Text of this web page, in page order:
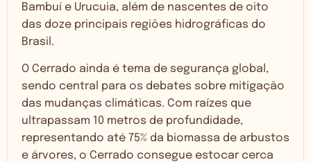
Bambuí e Urucuia, além de nascentes de oito
das doze principais regiões hidrográficas do
Brasil.
O Cerrado ainda é tema de segurança global,
sendo central para os debates sobre mitigação
das mudanças climáticas. Com raízes que
ultrapassam 10 metros de profundidade,
representando até 75% da biomassa de arbustos
e árvores, o Cerrado consegue estocar cerca